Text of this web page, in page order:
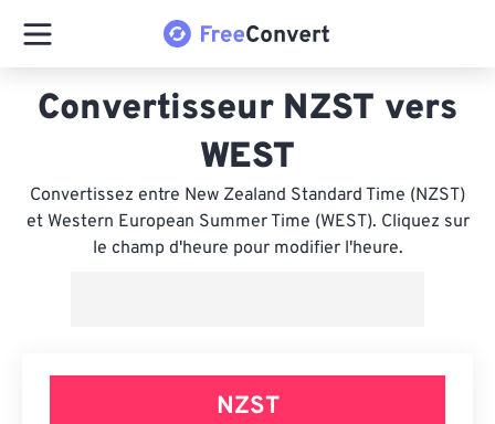
Convertisseur NZST vers
WEST
Convertissez entre New Zealand Standard Time (NZST)
et Western European Summer Time (WEST). Cliquez sur
le champ d'heure pour modifier l'heure.
NZST